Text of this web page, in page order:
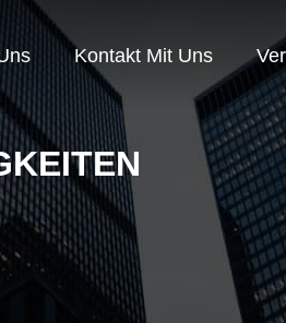
Kontakt Mit Uns